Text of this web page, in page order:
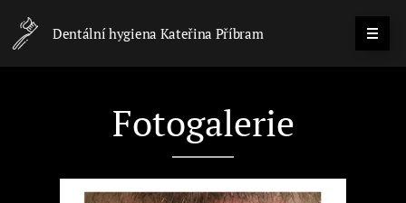
Dentální hygiena Kateřina Příbram
Fotogalerie